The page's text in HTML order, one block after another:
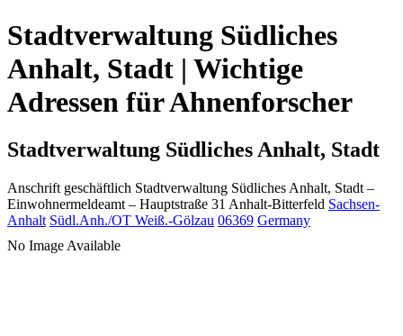
Stadtverwaltung Südliches
Anhalt, Stadt | Wichtige
Adressen für Ahnenforscher
Stadtverwaltung Südliches Anhalt, Stadt
Anschrift geschäftlich Stadtverwaltung Südliches Anhalt, Stadt –
Einwohnermeldeamt – Hauptstraße 31 Anhalt-Bitterfeld Sachsen-
Anhalt Südl.Anh./OT Weiß.-Gölzau 06369 Germany
No Image Available